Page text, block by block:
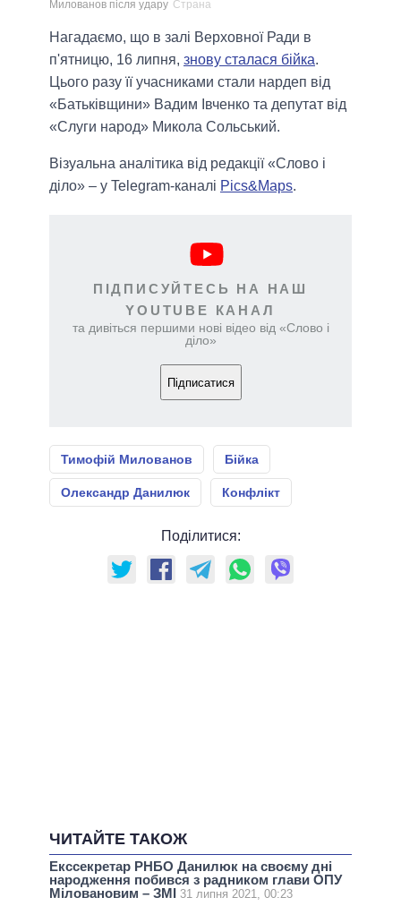
Милованов після удару Страна
Нагадаємо, що в залі Верховної Ради в
п'ятницю, 16 липня, знову сталася бійка.
Цього разу її учасниками стали нардеп від
«Батьківщини» Вадим Івченко та депутат від
«Слуги народ» Микола Сольський.
Візуальна аналітика від редакції «Слово і
діло» – у Telegram-каналі Pics&Maps.
ПІДПИСУЙТЕСЬ НА НАШ
YOUTUBE КАНАЛ
та дивіться першими нові відео від «Слово і
діло»
Підписатися
Тимофій Милованов Бійка
Олександр Данилюк Конфлікт
Поділитися:
ЧИТАЙТЕ ТАКОЖ
Екссекретар РНБО Данилюк на своєму дні
народження побився з радником глави ОПУ
Міловановим – ЗМІ 31 липня 2021, 00:23